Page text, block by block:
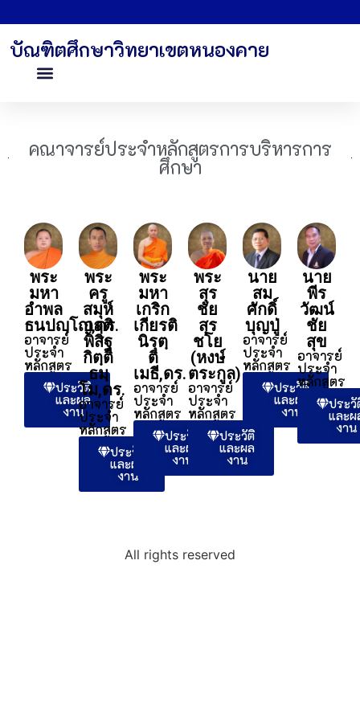
บัณฑิตศึกษาวิทยาเขตหนองคาย
คณาจารย์ประจำหลักสูตรการบริหารการ
ศึกษา
พระ
มหา
อำพล
ธนปญฺโญ,ดร.
อาจารย์
ประจำ
หลักสูตร
ประวัติ
และผล
งาน
พระ
ครู
สมุห์
กฤติ
พิสิฐ
กิตฺติ
ธมฺ
โม,ดร.
อาจารย์
ประจำ
หลักสูตร
ประวัติ
และผล
งาน
พระ
มหา
เกริก
เกียรติ
นิรุตฺ
ติ
เมธี,ดร.
อาจารย์
ประจำ
หลักสูตร
ประวัติ
และผล
งาน
พระ
สุร
ชัย
สุร
ชโย
(หงษ์
ตระกูล)
อาจารย์
ประจำ
หลักสูตร
ประวัติ
และผล
งาน
นาย
สม
ศักดิ์
บุญปู่
อาจารย์
ประจำ
หลักสูตร
ประวัติ
และผล
งาน
นาย
พีร
วัฒน์
ชัย
สุข
อาจารย์
ประจำ
หลักสูตร
ประวั
และผ
งาน
All rights reserved